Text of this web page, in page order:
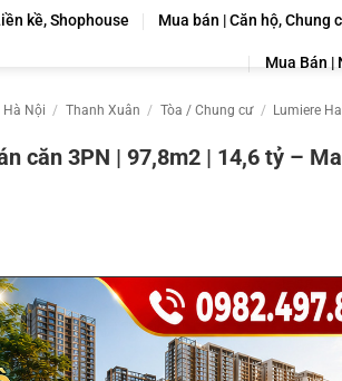
kề, Shophouse Mua bán | Căn hộ, Chung
Mua Bán |
Hà Nội / Thanh Xuân / Tòa / Chung cư /
Lumiere
căn 3PN | 97,8m2 | 14,6 tỷ –